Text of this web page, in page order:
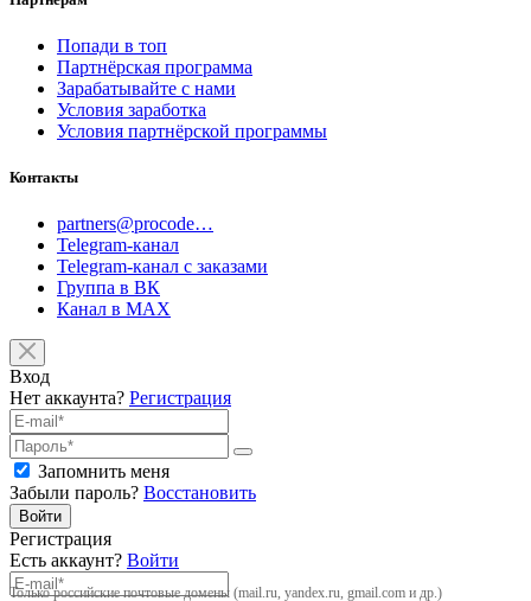
Попади в топ
Партнёрская программа
Зарабатывайте с нами
Условия заработка
Условия партнёрской программы
Контакты
partners@procode…
Telegram-канал
Telegram-канал с заказами
Группа в ВК
Канал в MAX
Вход
Нет аккаунта? Регистрация
Запомнить меня
Забыли пароль? Восстановить
Войти
Регистрация
Есть аккаунт? Войти
Только российские почтовые домены (mail.ru, yandex.ru, gmail.com и др.)